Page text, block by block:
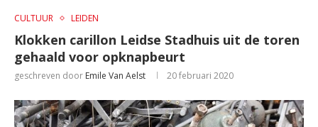
CULTUUR LEIDEN
Klokken carillon Leidse Stadhuis uit de toren
gehaald voor opknapbeurt
geschreven door Emile Van Aelst 20 februari 2020